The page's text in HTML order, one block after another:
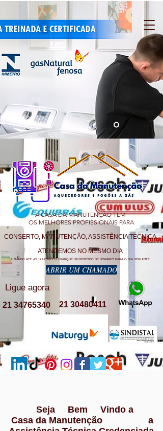
A CASA DA MANUTENÇÃO TEM
OS MELHORES PROFISSIONAIS PARA
CONSERTO, MANUTENÇÃO, ASSISTÊNCIA TÉCNICA
ATENDEMOS NO MESMO DIA
LIGANDO ATE AS 12 HORAS OU MARQUE UM PERÍODO DE HORÁRIO PARA O DIA SEGUINTE
ABRIR UM CHAMADO
Ligue agora
21 30480411
21 34765340
Seja Bem Vindo a
Casa da Manutenção a